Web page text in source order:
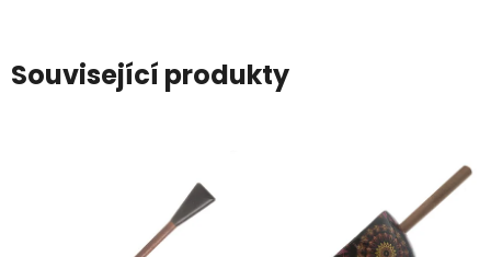
Související produkty